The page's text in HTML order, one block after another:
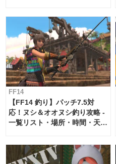
FF14
【FF14 釣り】パッチ7.5対
応！ヌシ＆オオヌシ釣り攻略 -
一覧リスト・場所・時間・天